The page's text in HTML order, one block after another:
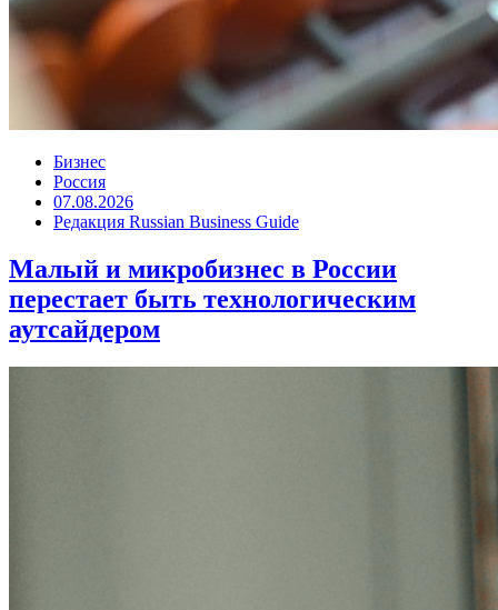
Бизнес
Россия
07.08.2026
Редакция Russian Business Guide
Малый и микробизнес в России
перестает быть технологическим
аутсайдером